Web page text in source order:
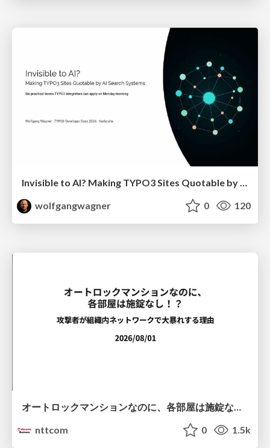
wolfgangwagner
0 120
オートロックマンションなのに、各部屋は施錠なし！？ 攻撃者が組織内ネットワークで大暴れする理由 / The Front Door Is Locked, but the Rooms Are Wide Open: Why Attackers Move Freely Inside Enterprise Networks
nttcom
0 1.5k